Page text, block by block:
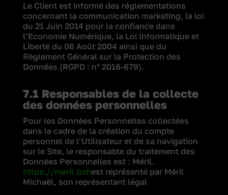
Le Client est informé des réglementations
concernant la communication marketing, la loi
du 21 Juin 2014 pour la confiance dans
l’Economie Numérique, la Loi Informatique et
Liberté du 06 Août 2004 ainsi que du
Règlement Général sur la Protection des
Données (RGPD : n° 2016-679).
7.1 Responsables de la collecte
des données personnelles
Pour les Données Personnelles collectées
dans le cadre de la création du compte
personnel de l’Utilisateur et de sa navigation
sur le Site, le responsable du traitement des
Données Personnelles est : Méril.
https://meril.bzhest représenté par Méril
Michaël, son représentant légal